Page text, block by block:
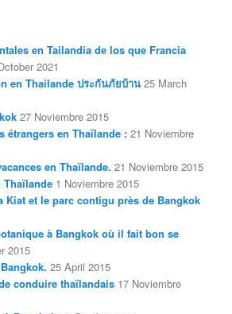
en Tailandia de los que Francia
2021
en Thailande ประกันภัยบ้าน 25 March
27 Noviembre 2015
étrangers en Thaïlande : 21 Noviembre
en Thaïlande. 21 Noviembre 2015
Thaïlande 1 Noviembre 2015
Kiat et le parc contigu près de Bangkok
à Bangkok où il fait bon se
2015
25 April 2015
conduire thaïlandais 17 Noviembre